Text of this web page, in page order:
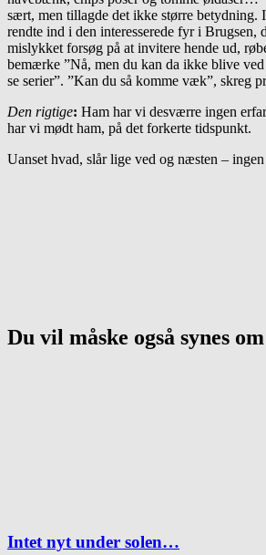
sært, men tillagde det ikke større betydning.
rendte ind i den interesserede fyr i Brugsen,
mislykket forsøg på at invitere hende ud,
bemærke ”Nå, men du kan da ikke blive
se serier”. ”Kan du så komme væk”, skreg
Den rigtige: Ham har vi desværre ingen
har vi mødt ham, på det forkerte tidspunkt.
Uanset hvad, slår lige ved og næsten – ingen
Du vil måske også synes om
Intet nyt under solen…